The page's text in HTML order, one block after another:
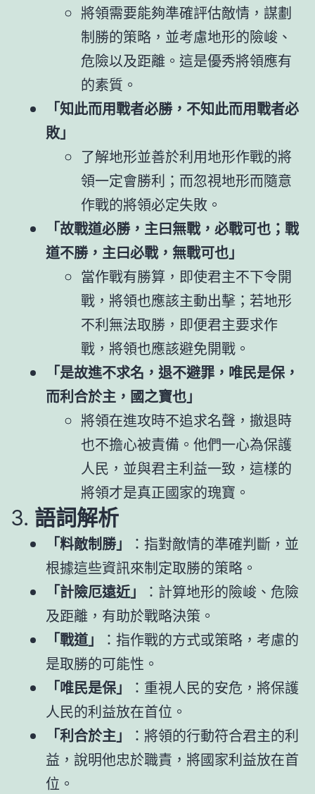
將領需要能夠準確評估敵情，謀劃
制勝的策略，並考慮地形的險峻、
危險以及距離。這是優秀將領應有
的素質。
「知此而用戰者必勝，不知此而用戰者必
敗」
了解地形並善於利用地形作戰的將
領一定會勝利；而忽視地形而隨意
作戰的將領必定失敗。
「故戰道必勝，主曰無戰，必戰可也；戰
道不勝，主曰必戰，無戰可也」
當作戰有勝算，即使君主不下令開
戰，將領也應該主動出擊；若地形
不利無法取勝，即便君主要求作
戰，將領也應該避免開戰。
「是故進不求名，退不避罪，唯民是保，
而利合於主，國之寶也」
將領在進攻時不追求名聲，撤退時
也不擔心被責備。他們一心為保護
人民，並與君主利益一致，這樣的
將領才是真正國家的瑰寶。
3. 語詞解析
「料敵制勝」
：指對敵情的準確判斷，並
根據這些資訊來制定取勝的策略。
「計險厄遠近」
：計算地形的險峻、危險
及距離，有助於戰略決策。
「戰道」
：指作戰的方式或策略，考慮的
是取勝的可能性。
「唯民是保」
：重視人民的安危，將保護
人民的利益放在首位。
「利合於主」
：將領的行動符合君主的利
益，說明他忠於職責，將國家利益放在首
位。